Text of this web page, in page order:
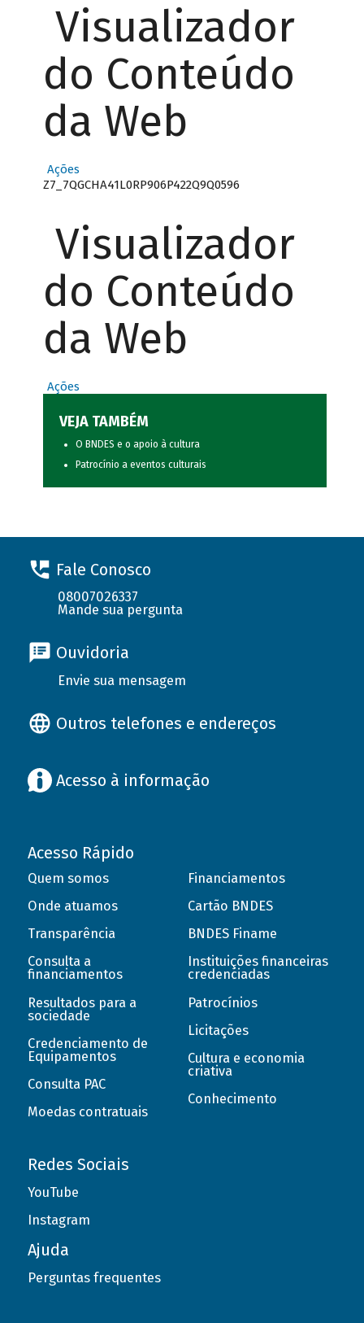
Visualizador
do Conteúdo
da Web
Ações
Z7_7QGCHA41L0RP906P422Q9Q0596
Visualizador
do Conteúdo
da Web
Ações
VEJA TAMBÉM
O BNDES e o apoio à cultura
Patrocínio a eventos culturais
Fale Conosco
08007026337
Mande sua pergunta
Ouvidoria
Envie sua mensagem
Outros telefones e endereços
Acesso à informação
Acesso Rápido
Quem somos
Onde atuamos
Transparência
Consulta a
financiamentos
Resultados para a
sociedade
Credenciamento de
Equipamentos
Consulta PAC
Moedas contratuais
Financiamentos
Cartão BNDES
BNDES Finame
Instituições financeiras
credenciadas
Patrocínios
Licitações
Cultura e economia
criativa
Conhecimento
Redes Sociais
YouTube
Instagram
Ajuda
Perguntas frequentes